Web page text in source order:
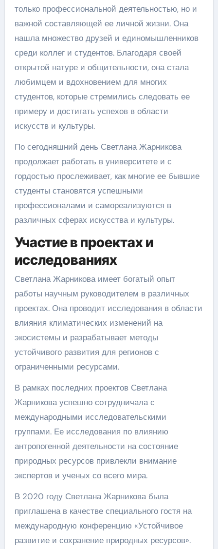
только профессиональной деятельностью, но и
важной составляющей ее личной жизни. Она
нашла множество друзей и единомышленников
среди коллег и студентов. Благодаря своей
открытой натуре и общительности, она стала
любимцем и вдохновением для многих
студентов, которые стремились следовать ее
примеру и достигать успехов в области
искусств и культуры.
По сегодняшний день Светлана Жарникова
продолжает работать в университете и с
гордостью прослеживает, как многие ее бывшие
студенты становятся успешными
профессионалами и самореализуются в
различных сферах искусства и культуры.
Участие в проектах и
исследованиях
Светлана Жарникова имеет богатый опыт
работы научным руководителем в различных
проектах. Она проводит исследования в области
влияния климатических изменений на
экосистемы и разрабатывает методы
устойчивого развития для регионов с
ограниченными ресурсами.
В рамках последних проектов Светлана
Жарникова успешно сотрудничала с
международными исследовательскими
группами. Ее исследования по влиянию
антропогенной деятельности на состояние
природных ресурсов привлекли внимание
экспертов и ученых со всего мира.
В 2020 году Светлана Жарникова была
приглашена в качестве специального гостя на
международную конференцию «Устойчивое
развитие и сохранение природных ресурсов».